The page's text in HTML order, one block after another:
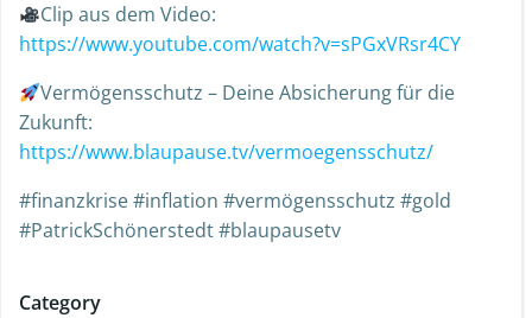
Clip aus dem Video:
https://www.youtube.com/watch?v=sPGxVRsr4CY
Vermögensschutz – Deine Absicherung für die
Zukunft:
https://www.blaupause.tv/vermoegensschutz/
#finanzkrise #inflation #vermögensschutz #gold
#PatrickSchönerstedt #blaupausetv
Category